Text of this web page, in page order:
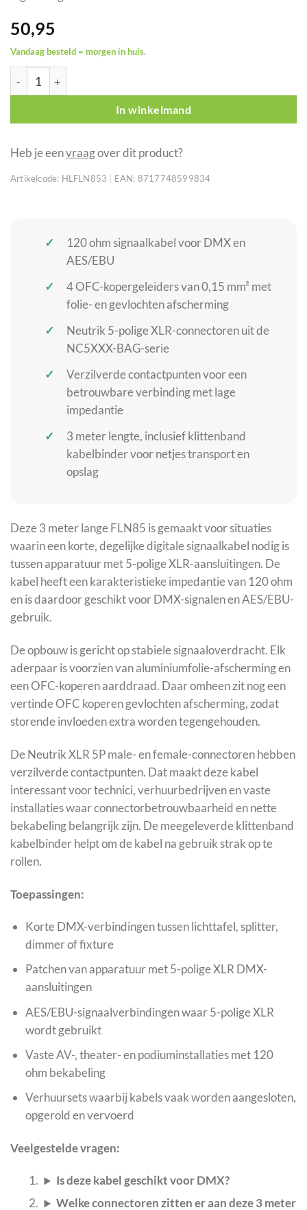
50,95
Vandaag besteld = morgen in huis.
DAP FLN85 3 m DMX/AES-EBU-kabel 5-polig XLR Neutrik
In winkelmand
Heb je eenvraagover dit product?
Artikelcode: HLFLN853 EAN: 8717748599834
120 ohm signaalkabel voor DMX en
AES/EBU
4 OFC-kopergeleiders van 0,15 mm² met
folie- en gevlochten afscherming
Neutrik 5-polige XLR-connectoren uit de
NC5XXX-BAG-serie
Verzilverde contactpunten voor een
betrouwbare verbinding met lage
impedantie
3 meter lengte, inclusief klittenband
kabelbinder voor netjes transport en
opslag
Deze 3 meter lange FLN85 is gemaakt voor situaties
waarin een korte, degelijke digitale signaalkabel nodig is
tussen apparatuur met 5-polige XLR-aansluitingen. De
kabel heeft een karakteristieke impedantie van 120 ohm
en is daardoor geschikt voor DMX-signalen en AES/EBU-
gebruik.
De opbouw is gericht op stabiele signaaloverdracht. Elk
aderpaar is voorzien van aluminiumfolie-afscherming en
een OFC-koperen aarddraad. Daar omheen zit nog een
vertinde OFC koperen gevlochten afscherming, zodat
storende invloeden extra worden tegengehouden.
De Neutrik XLR 5P male- en female-connectoren hebben
verzilverde contactpunten. Dat maakt deze kabel
interessant voor technici, verhuurbedrijven en vaste
installaties waar connectorbetrouwbaarheid en nette
bekabeling belangrijk zijn. De meegeleverde klittenband
kabelbinder helpt om de kabel na gebruik strak op te
rollen.
Toepassingen:
Korte DMX-verbindingen tussen lichttafel, splitter,
dimmer of fixture
Patchen van apparatuur met 5-polige XLR DMX-
aansluitingen
AES/EBU-signaalverbindingen waar 5-polige XLR
wordt gebruikt
Vaste AV-, theater- en podiuminstallaties met 120
ohm bekabeling
Verhuursets waarbij kabels vaak worden aangesloten,
opgerold en vervoerd
Veelgestelde vragen:
Is deze kabel geschikt voor DMX?
Welke connectoren zitten er aan deze 3 meter